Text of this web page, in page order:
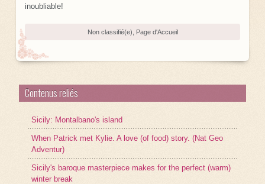
inoubliable!
Non classifié(e) Page d'Accueil
Contenus reliés
Sicily: Montalbano's island
When Patrick met Kylie. A love (of food) story. (Nat Geo
Adventur)
Sicily's baroque masterpiece makes for the perfect (warm)
winter break